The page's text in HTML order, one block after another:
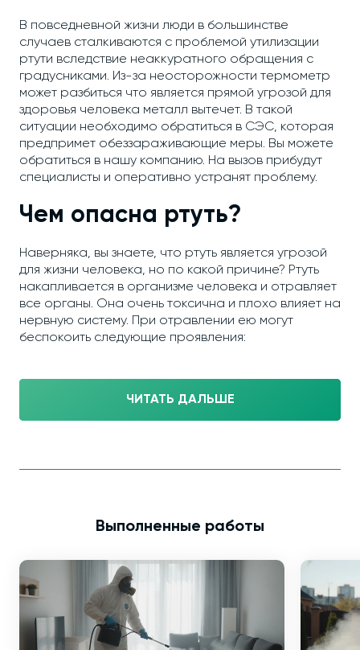
В повседневной жизни люди в большинстве
случаев сталкиваются с проблемой утилизации
ртути вследствие неаккуратного обращения с
градусниками. Из-за неосторожности термометр
может разбиться что является прямой угрозой для
здоровья человека металл вытечет. В такой
ситуации необходимо обратиться в СЭС, которая
предпримет обеззараживающие меры. Вы можете
обратиться в нашу компанию. На вызов прибудут
специалисты и оперативно устранят проблему.
Чем опасна ртуть?
Наверняка, вы знаете, что ртуть является угрозой
для жизни человека, но по какой причине? Ртуть
накапливается в организме человека и отравляет
все органы. Она очень токсична и плохо влияет на
нервную систему. При отравлении ею могут
беспокоить следующие проявления:
ЧИТАТЬ ДАЛЬШЕ
Выполненные работы